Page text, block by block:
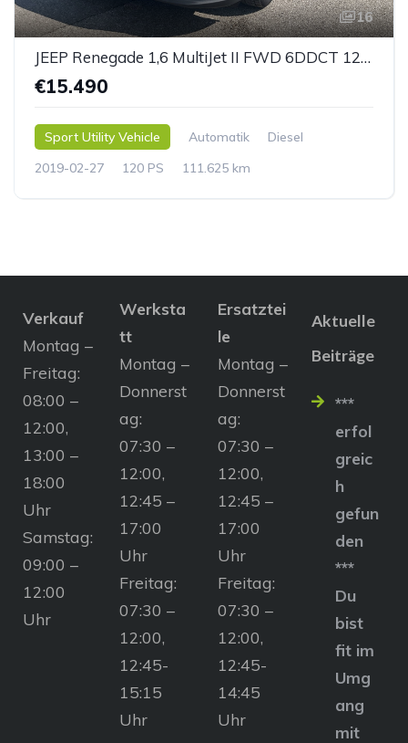
16
JEEP Renegade 1,6 MultiJet II FWD 6DDCT 120 Longitude
€15.490
Sport Utility Vehicle Automatik
Diesel
2019-02-27
120 PS 111.625 km
Verkauf
Montag –
Freitag:
08:00 –
12:00,
13:00 –
18:00
Uhr
Samstag:
09:00 –
12:00
Uhr
Werksta
tt
Montag –
Donnerst
ag:
07:30 –
12:00,
12:45 –
17:00
Uhr
Freitag:
07:30 –
12:00,
12:45-
15:15
Uhr
Ersatztei
le
Montag –
Donnerst
ag:
07:30 –
12:00,
12:45 –
17:00
Uhr
Freitag:
07:30 –
12:00,
12:45-
14:45
Uhr
Aktuelle
Beiträge
***
erfol
greic
h
gefun
den
***
Du
bist
fit im
Umg
ang
mit